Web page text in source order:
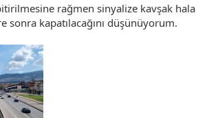
rağmen sinyalize kavşak hala
sonra kapatılacağını düşünüyorum.